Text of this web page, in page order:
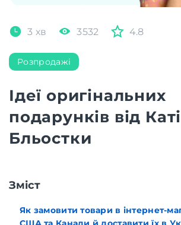
3 хв 3532 4.8
Розпродажі
Ідеї оригінальних
подарунків від Каті
Бльостки
Зміст
Як замовити товари в інтернет-